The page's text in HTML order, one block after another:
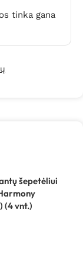
tinka gana
šepetėliui
(4 vnt.)